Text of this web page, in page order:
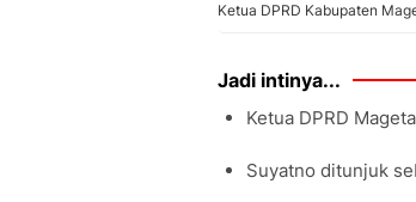
Ketua DPRD Kabupaten
Jadi intinya...
Ketua DPRD
Suyatno ditunjuk